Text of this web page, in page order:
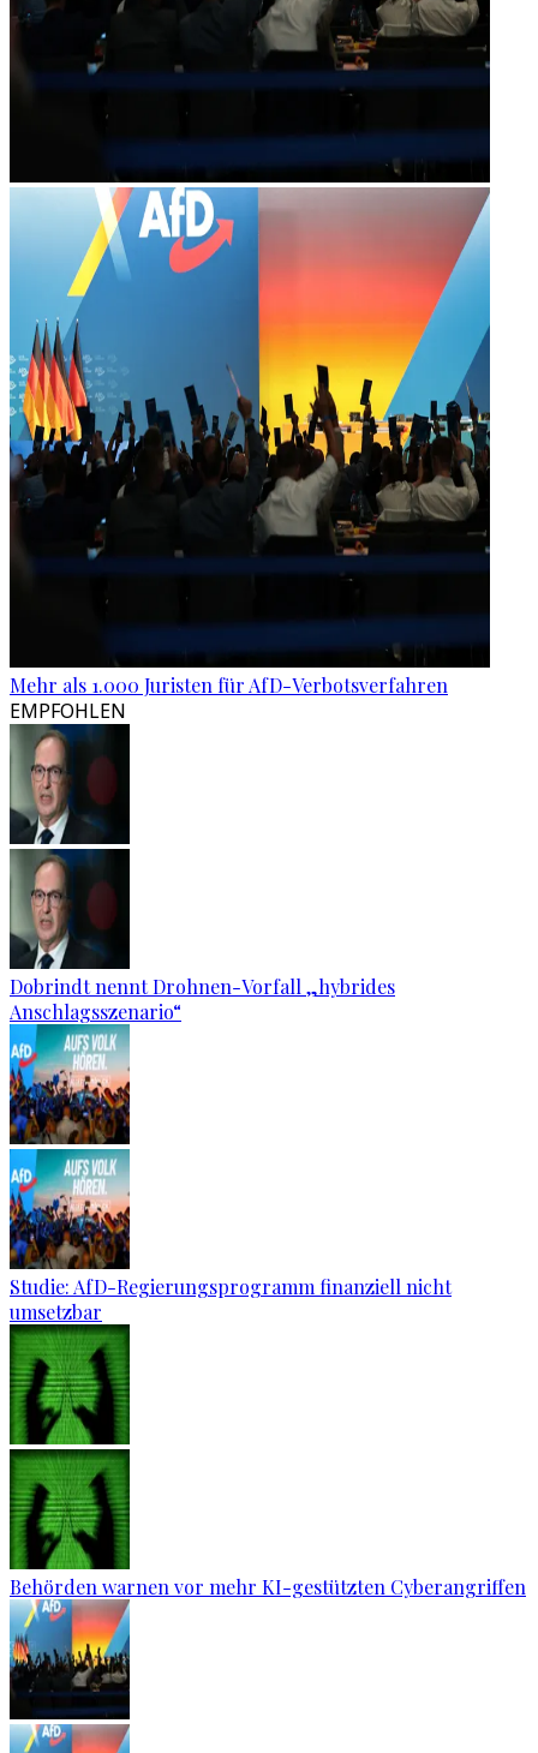
Mehr als 1.000 Juristen für AfD-Verbotsverfahren
EMPFOHLEN
Dobrindt nennt Drohnen-Vorfall „hybrides
Anschlagsszenario“
Studie: AfD-Regierungsprogramm finanziell nicht
umsetzbar
Behörden warnen vor mehr KI-gestützten Cyberangriffen